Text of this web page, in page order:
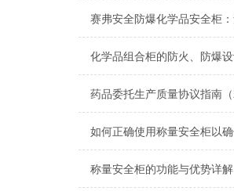
称量安全柜的功能与优势详解